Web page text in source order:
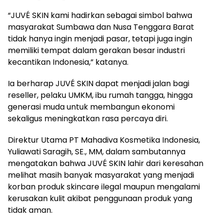
“JUVÉ SKIN kami hadirkan sebagai simbol bahwa
masyarakat Sumbawa dan Nusa Tenggara Barat
tidak hanya ingin menjadi pasar, tetapi juga ingin
memiliki tempat dalam gerakan besar industri
kecantikan Indonesia,” katanya.
Ia berharap JUVÉ SKIN dapat menjadi jalan bagi
reseller, pelaku UMKM, ibu rumah tangga, hingga
generasi muda untuk membangun ekonomi
sekaligus meningkatkan rasa percaya diri.
Direktur Utama PT Mahadiva Kosmetika Indonesia,
Yuliawati Saragih, SE., MM, dalam sambutannya
mengatakan bahwa JUVÉ SKIN lahir dari keresahan
melihat masih banyak masyarakat yang menjadi
korban produk skincare ilegal maupun mengalami
kerusakan kulit akibat penggunaan produk yang
tidak aman.